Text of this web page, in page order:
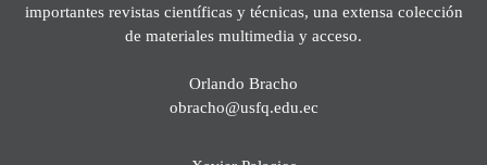
importantes revistas científicas y técnicas, una extensa colección
de materiales multimedia y acceso.
Orlando Bracho
obracho@usfq.edu.ec